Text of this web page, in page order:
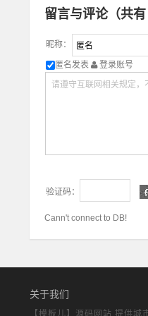
留言与评论（共有
昵称：
匿名发表 登录账号
验证码：
Cann't connect to DB!
关于我们
【模板儿】源码网站,提供